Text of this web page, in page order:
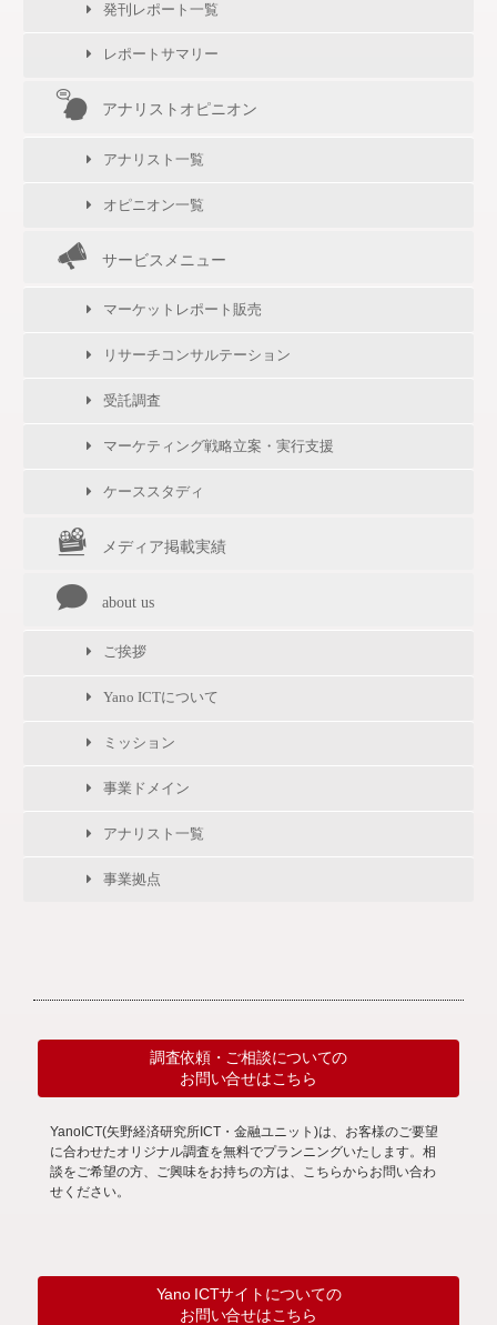
発刊レポート一覧
レポートサマリー
アナリストオピニオン
アナリスト一覧
オピニオン一覧
サービスメニュー
マーケットレポート販売
リサーチコンサルテーション
受託調査
マーケティング戦略立案・実行支援
ケーススタディ
メディア掲載実績
about us
ご挨拶
Yano ICTについて
ミッション
事業ドメイン
アナリスト一覧
事業拠点
調査依頼・ご相談についての
お問い合せはこちら
YanoICT(矢野経済研究所ICT・金融ユニット)は、お客様のご要望
に合わせたオリジナル調査を無料でプランニングいたします。相
談をご希望の方、ご興味をお持ちの方は、こちらからお問い合わ
せください。
Yano ICTサイトについての
お問い合せはこちら